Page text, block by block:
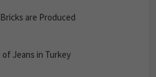
are Produced
of Jeans in Turkey